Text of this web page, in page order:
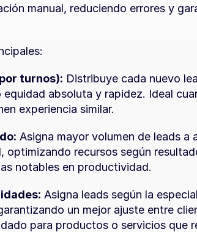
manual, reduciendo errores y
turnos): Distribuye cada nuevo
absoluta y rapidez. Ideal
experiencia similar.
Asigna mayor volumen de leads a
optimizando recursos según
notables en productividad.
Asigna leads según la
un mejor ajuste entre
para productos o servicios que